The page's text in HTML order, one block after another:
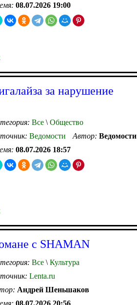
08.07.2026 19:00
за нарушение
Все \ Общество
Ведомости Автор: Ведомости
08.07.2026 18:57
с SHAMAN
Все \ Культура
Lenta.ru
Андрей Шеньшаков
08.07.2026 20:56